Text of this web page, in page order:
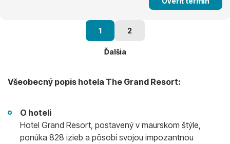
1 2
Ďalšia
Všeobecný popis hotela The Grand Resort:
O hoteli
Hotel Grand Resort, postavený v maurskom štýle,
ponúka 828 izieb a pôsobí svojou impozantnou